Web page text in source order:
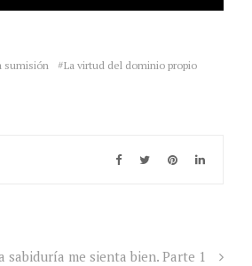
sumisión La virtud del dominio propio
sabiduría me sienta bien. Parte 1